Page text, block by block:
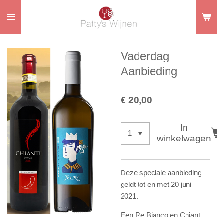
direct
naar
hoofdinhoud
Vaderdag
Aanbieding
€ 20,00
In
winkelwagen
Deze speciale aanbieding
geldt tot en met 20 juni
2021.
Een Re Bianco en Chianti